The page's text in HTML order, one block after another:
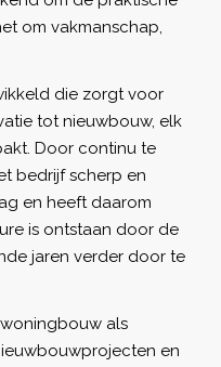
om vakmanschap,
die zorgt voor
tot nieuwbouw, elk
Door continu te
bedrijf scherp en
en heeft daarom
is ontstaan door de
jaren verder door te
als
en